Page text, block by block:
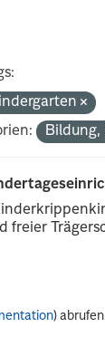
freier
)